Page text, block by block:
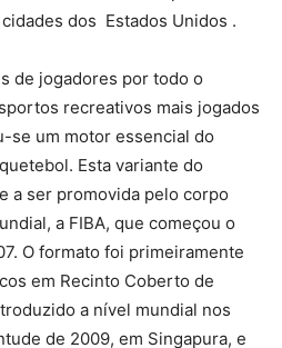
dos Estados Unidos .
de jogadores por todo o
recreativos mais jogados
se um motor essencial do
Esta variante do
a ser promovida pelo corpo
a FIBA, que começou o
O formato foi primeiramente
em Recinto Coberto de
a nível mundial nos
de 2009, em Singapura, e